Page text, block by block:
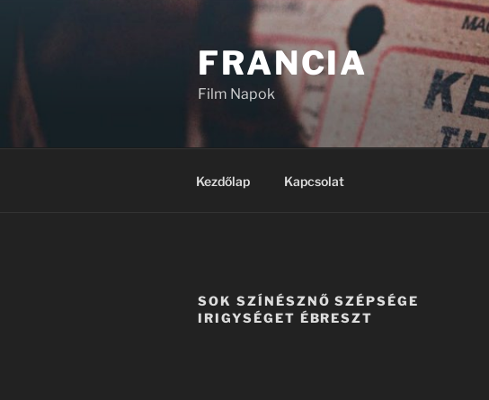
FRANCIA
Film Napok
Kezdőlap Kapcsolat
SOK SZÍNÉSZNŐ SZÉPSÉGE
IRIGYSÉGET ÉBRESZT